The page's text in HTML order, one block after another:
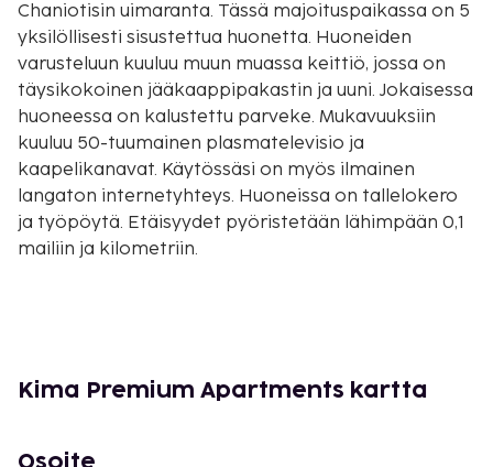
Chaniotisin uimaranta. Tässä majoituspaikassa on 5
yksilöllisesti sisustettua huonetta. Huoneiden
varusteluun kuuluu muun muassa keittiö, jossa on
täysikokoinen jääkaappipakastin ja uuni. Jokaisessa
huoneessa on kalustettu parveke. Mukavuuksiin
kuuluu 50-tuumainen plasmatelevisio ja
kaapelikanavat. Käytössäsi on myös ilmainen
langaton internetyhteys. Huoneissa on tallelokero
ja työpöytä. Etäisyydet pyöristetään lähimpään 0,1
mailiin ja kilometriin.
Glarokavoksen ranta - 5,6 km / 3,5 mi
Kima Premium Apartments kartta